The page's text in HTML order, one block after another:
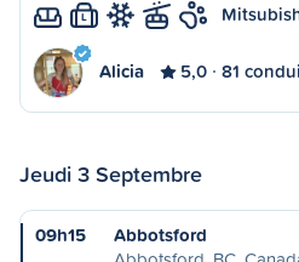
L
Alicia 5,0 81
Jeudi 3 Septembre
09h15
Abbotsford